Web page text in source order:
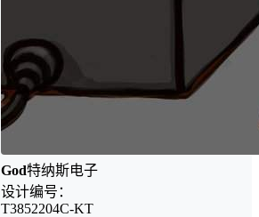
God特纳斯电子
设计编号：
T3852204C-KT